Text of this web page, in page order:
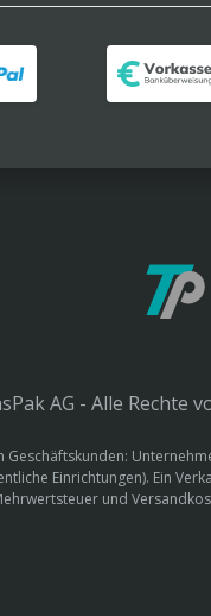
AG - Alle Rechte
Einrichtungen). Ein
und